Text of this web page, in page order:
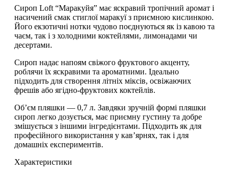
Сироп Loft “Маракуйя” має яскравий тропічний аромат і
насичений смак стиглої маракуї з приємною кислинкою.
Його екзотичні нотки чудово поєднуються як із кавою та
чаєм, так і з холодними коктейлями, лимонадами чи
десертами.
Сироп надає напоям свіжого фруктового акценту,
роблячи їх яскравими та ароматними. Ідеально
підходить для створення літніх міксів, освіжаючих
фрешів або ягідно-фруктових коктейлів.
Об’єм пляшки — 0,7 л. Завдяки зручній формі пляшки
сироп легко дозується, має приємну густину та добре
змішується з іншими інгредієнтами. Підходить як для
професійного використання у кав’ярнях, так і для
домашніх експериментів.
Характеристики